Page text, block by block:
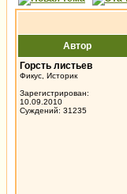
Автор
Горсть листьев
Фикус, Историк
Зарегистрирован:
10.09.2010
Суждений: 31235